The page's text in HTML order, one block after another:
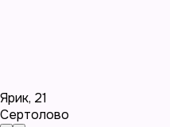
Ярик, 21
Сертолово